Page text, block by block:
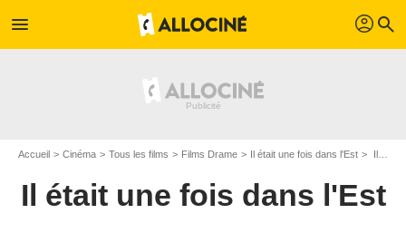
menu profil search
Accueil Cinéma Tous les films Films Drame Il était une fois dans l'Est Il était une fois dans l'Est : les secrets du tournage
Il était une fois dans l'Est